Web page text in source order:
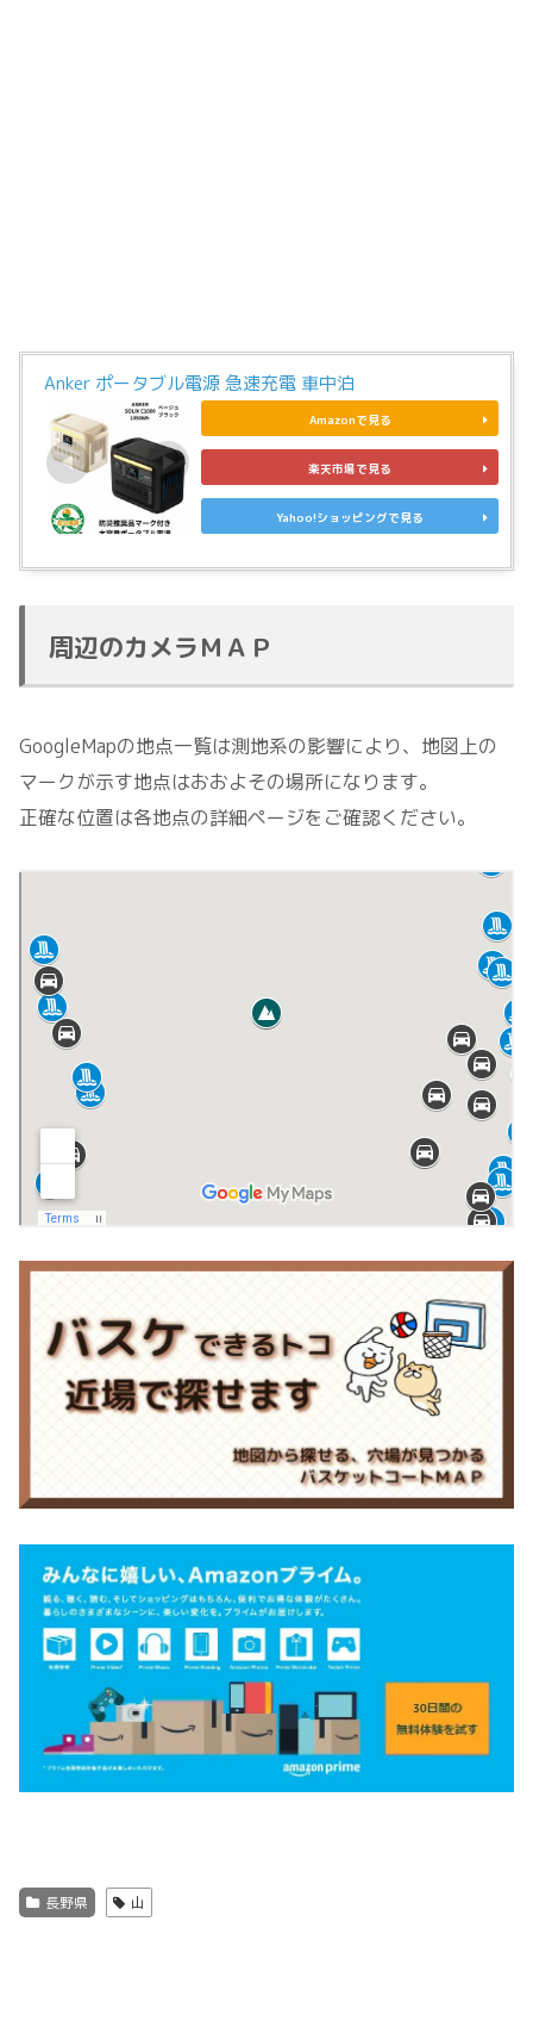
Anker ポータブル電源 急速充電 車中泊
Amazonで見る
楽天市場で見る
Yahoo!ショッピングで見る
周辺のカメラＭＡＰ
GoogleMapの地点一覧は測地系の影響により、地図上の
マークが示す地点はおおよその場所になります。
正確な位置は各地点の詳細ページをご確認ください。
長野県 山